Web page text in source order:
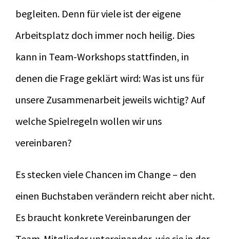
begleiten. Denn für viele ist der eigene
Arbeitsplatz doch immer noch heilig. Dies
kann in Team-Workshops stattfinden, in
denen die Frage geklärt wird: Was ist uns für
unsere Zusammenarbeit jeweils wichtig? Auf
welche Spielregeln wollen wir uns
vereinbaren?
Es stecken viele Chancen im Change – den
einen Buchstaben verändern reicht aber nicht.
Es braucht konkrete Vereinbarungen der